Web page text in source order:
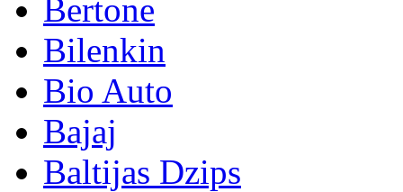
Bertone
Bilenkin
Bio Auto
Bajaj
Baltijas Dzips